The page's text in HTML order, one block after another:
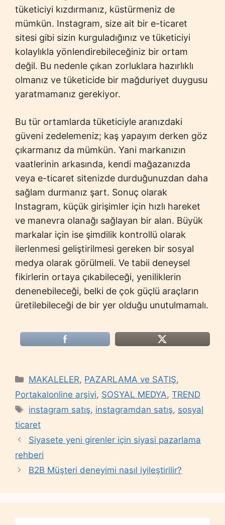
tüketiciyi kızdırmanız, küstürmeniz de
mümkün. Instagram, size ait bir e-ticaret
sitesi gibi sizin kurguladığınız ve tüketiciyi
kolaylıkla yönlendirebileceğiniz bir ortam
değil. Bu nedenle çıkan zorluklara hazırlıklı
olmanız ve tüketicide bir mağduriyet duygusu
yaratmamanız gerekiyor.
Bu tür ortamlarda tüketiciyle aranızdaki
güveni zedelemeniz; kaş yapayım derken göz
çıkarmanız da mümkün. Yani markanızın
vaatlerinin arkasında, kendi mağazanızda
veya e-ticaret sitenizde durduğunuzdan daha
sağlam durmanız şart. Sonuç olarak
Instagram, küçük girişimler için hızlı hareket
ve manevra olanağı sağlayan bir alan. Büyük
markalar için ise şimdilik kontrollü olarak
ilerlenmesi geliştirilmesi gereken bir sosyal
medya olarak görülmeli. Ve tabii deneysel
fikirlerin ortaya çıkabileceği, yeniliklerin
denenebileceği, belki de çok güçlü araçların
üretilebileceği de bir yer olduğu unutulmamalı.
Categories
MAKALELER, PAZARLAMA ve SATIŞ,
Portakalonline arşivi, SOSYAL MEDYA, TREND
Tags
instagram satış, instagramdan satış, sosyal
ticaret
Siyasete yeni girenler için siyasi pazarlama
rehberi
B2B Müşteri deneyimi nasıl iyileştirilir?